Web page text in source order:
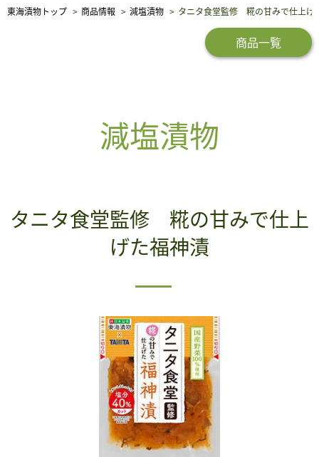
東海漬物トップ 商品情報 減塩漬物 タニタ食堂監修 糀の甘みで仕上げ
商品一覧
減塩漬物
タニタ食堂監修 糀の甘みで仕上
げた福神漬